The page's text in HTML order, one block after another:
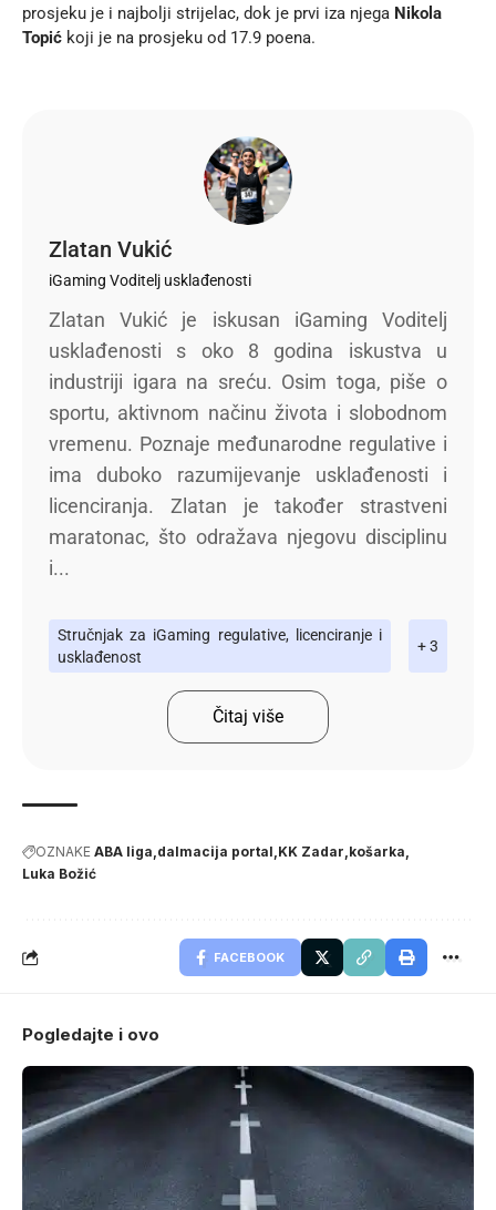
prosjeku je i najbolji strijelac, dok je prvi iza njega Nikola
Topić koji je na prosjeku od 17.9 poena.
Zlatan Vukić
iGaming Voditelj usklađenosti
Zlatan Vukić je iskusan iGaming Voditelj
usklađenosti s oko 8 godina iskustva u
industriji igara na sreću. Osim toga, piše o
sportu, aktivnom načinu života i slobodnom
vremenu. Poznaje međunarodne regulative i
ima duboko razumijevanje usklađenosti i
licenciranja. Zlatan je također strastveni
maratonac, što odražava njegovu disciplinu
i...
Stručnjak za iGaming regulative, licenciranje i
usklađenost
+ 3
Čitaj više
OZNAKE ABA liga dalmacija portal KK Zadar košarka
Luka Božić
FACEBOOK
Pogledajte i ovo